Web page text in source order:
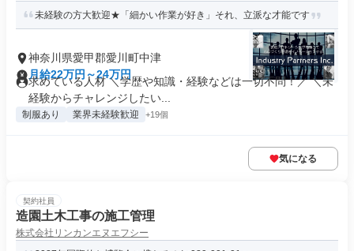
未経験の方大歓迎★「細かい作業が好き」それ、立派な才能です
神奈川県愛甲郡愛川町中津
月給22万円～24万円
求めている人材 ＼学歴や知識・経験などは一切不問！／ ＼未
経験からチャレンジしたい...
制服あり 業界未経験歓迎 +19個
気になる
契約社員
造園土木工事の施工管理
株式会社リンカンエヌエフシー